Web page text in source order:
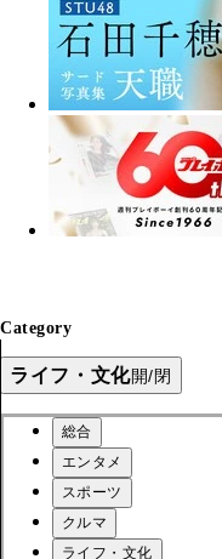
Category
ライフ・文化開/閉
総合
エンタメ
スポーツ
クルマ
ライフ・文化